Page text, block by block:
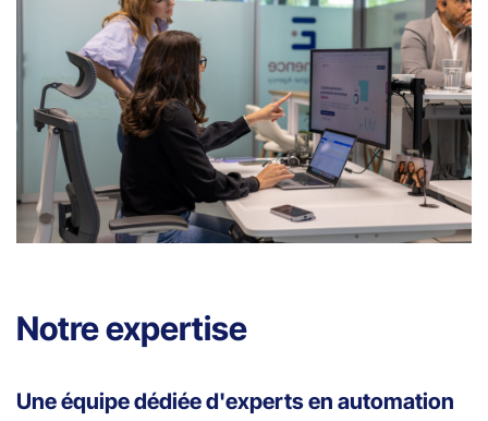
Notre expertise
Une équipe dédiée d'experts en automation